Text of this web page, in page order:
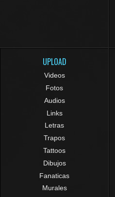
UPLOAD
Videos
Fotos
Audios
Links
Letras
Trapos
Tattoos
Dibujos
Fanaticas
Murales